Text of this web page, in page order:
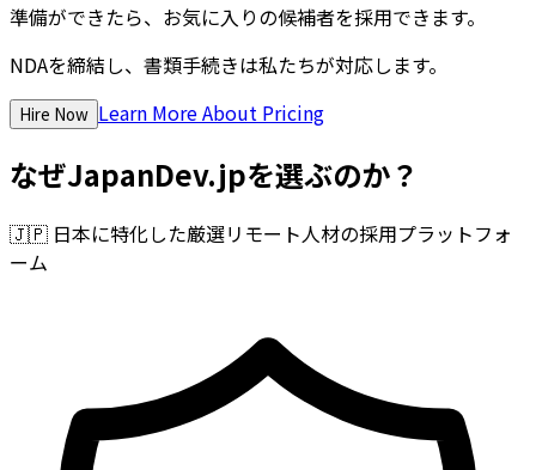
準備ができたら、お気に入りの候補者を採用できます。
NDAを締結し、書類手続きは私たちが対応します。
Hire Now Learn More About Pricing
なぜJapanDev.jpを選ぶのか？
🇯🇵 日本に特化した厳選リモート人材の採用プラットフォ
ーム